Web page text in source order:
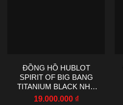
ĐỒNG HỒ HUBLOT
SPIRIT OF BIG BANG
TITANIUM BLACK NHÀ
MÁY BBF CHẾ TÁC
19.000.000 ₫